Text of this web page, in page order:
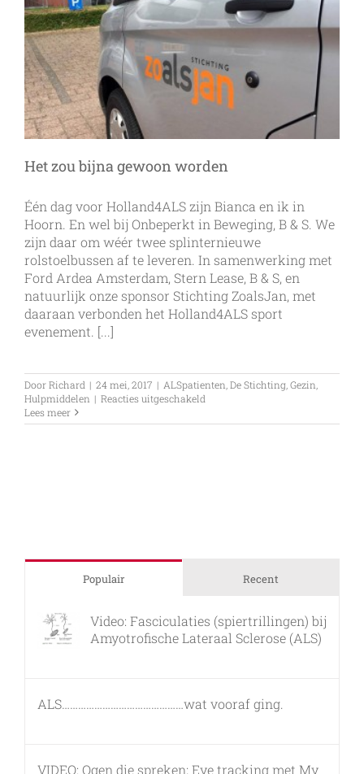
Het zou bijna gewoon worden
Één dag voor Holland4ALS zijn Bianca en ik in
Hoorn. En wel bij Onbeperkt in Beweging, B & S. We
zijn daar om wéér twee splinternieuwe
rolstoelbussen af te leveren. In samenwerking met
Ford Ardea Amsterdam, Stern Lease, B & S, en
natuurlijk onze sponsor Stichting ZoalsJan, met
daaraan verbonden het Holland4ALS sport
evenement. [...]
DoorRichard | 24 mei, 2017 | ALSpatienten De Stichting Gezin
Hulpmiddelen | Reacties uitgeschakeld
zou
Lees meer
Populair Recent
Video: Fasciculaties (spiertrillingen) bij
Amyotrofische Lateraal Sclerose (ALS)
ALS………………………………………wat vooraf ging.
VIDEO: Ogen die spreken; Eye tracking met My